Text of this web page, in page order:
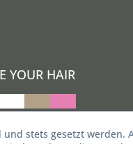
YOUR HAIR
stets gesetzt werden.